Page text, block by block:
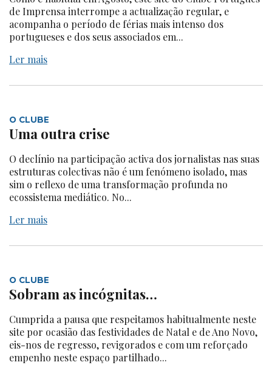
de Imprensa interrompe a actualização regular, e
acompanha o período de férias mais intenso dos
portugueses e dos seus associados em...
Ler mais
O CLUBE
Uma outra crise
O declínio na participação activa dos jornalistas nas suas
estruturas colectivas não é um fenómeno isolado, mas
sim o reflexo de uma transformação profunda no
ecossistema mediático. No...
Ler mais
O CLUBE
Sobram as incógnitas…
Cumprida a pausa que respeitamos habitualmente neste
site por ocasião das festividades de Natal e de Ano Novo,
eis-nos de regresso, revigorados e com um reforçado
empenho neste espaço partilhado...